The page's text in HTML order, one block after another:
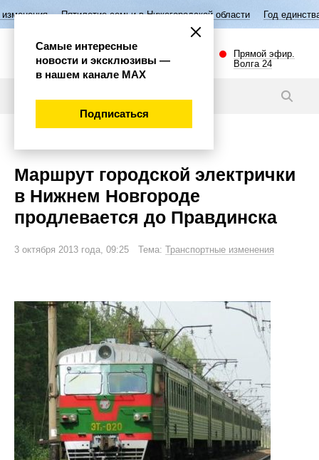
Пятилетие семьи в Нижегородской области Год единства народов
Прямой эфир.
Волга 24
Маршрут городской электрички
в Нижнем Новгороде
продлевается до Правдинска
3 октября 2013 года, 09:25 Тема: Транспортные изменения
Самые интересные
новости и эксклюзивы —
в нашем канале МАХ
Подписаться